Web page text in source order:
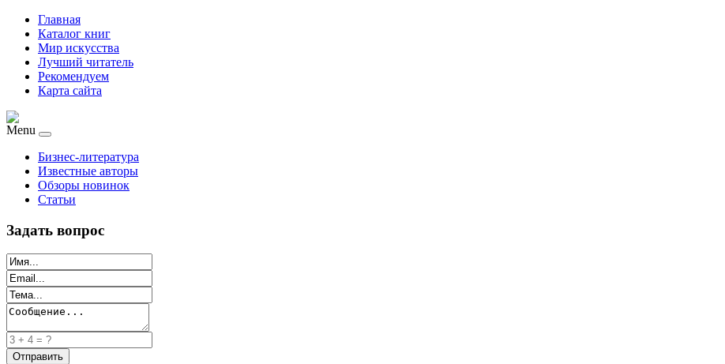
Главная
Каталог книг
Мир искусства
Лучший читатель
Рекомендуем
Карта сайта
Menu
Бизнес-литература
Известные авторы
Обзоры новинок
Статьи
Задать вопрос